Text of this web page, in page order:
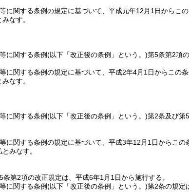
に関する条例の規定に基づいて、平成元年12月1日からこ
なす。
に関する条例(以下「改正後の条例」という。)第5条第2項
に関する条例の規定に基づいて、平成2年4月1日からこの
なす。
に関する条例(以下「改正後の条例」という。)第2条及び第
に関する条例の規定に基づいて、平成3年12月1日からこ
みなす。
条第2項の改正規定は、平成6年1月1日から施行する。
に関する条例(以下「改正後の条例」という。)第2条の規定